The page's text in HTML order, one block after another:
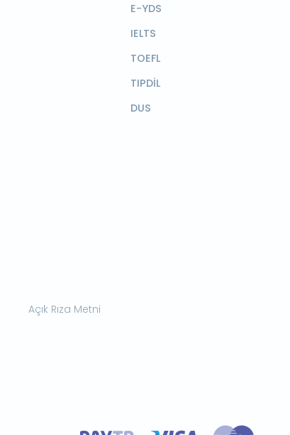
E-YDS
IELTS
TOEFL
TIPDİL
DUS
Açık Rıza Metni